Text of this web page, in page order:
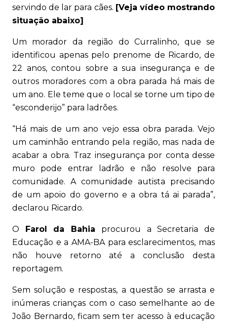
servindo de lar para cães. [Veja vídeo mostrando
situação abaixo]
Um morador da região do Curralinho, que se
identificou apenas pelo prenome de Ricardo, de
22 anos, contou sobre a sua insegurança e de
outros moradores com a obra parada há mais de
um ano. Ele teme que o local se torne um tipo de
“esconderijo” para ladrões.
“Há mais de um ano vejo essa obra parada. Vejo
um caminhão entrando pela região, mas nada de
acabar a obra. Traz insegurança por conta desse
muro pode entrar ladrão e não resolve para
comunidade. A comunidade autista precisando
de um apoio do governo e a obra tá ai parada”,
declarou Ricardo.
O Farol da Bahia procurou a Secretaria de
Educação e a AMA-BA para esclarecimentos, mas
não houve retorno até a conclusão desta
reportagem.
Sem solução e respostas, a questão se arrasta e
inúmeras crianças com o caso semelhante ao de
João Bernardo, ficam sem ter acesso à educação